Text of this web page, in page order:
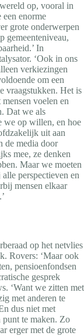
op, vooral in
enorme
grote onderwerpen
gemeenteniveau,
In
‘Ook in ons
verkiezingen
om een
vraagstukken. Het is
voelen en
Dat we als
we op willen, en hoe
uit aan
de media door
mee, ze denken
Maar we moeten
perspectieven en
mensen elkaar
op het netvlies
Rovers: ‘Maar ook
pensioenfondsen
gesprek
‘Want we zitten met
met anderen te
dus niet met
punt te maken. Zo
erger met de grote